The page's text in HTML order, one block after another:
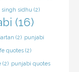
singh sidhu (2)
(16)
(2) punjabi
quotes (2)
(2) punjabi quotes